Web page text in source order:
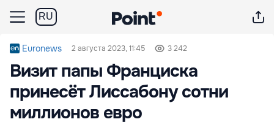
RU
Euronews 2 августа 2023, 11:45 3 242
Визит папы Франциска
принесёт Лиссабону сотни
миллионов евро